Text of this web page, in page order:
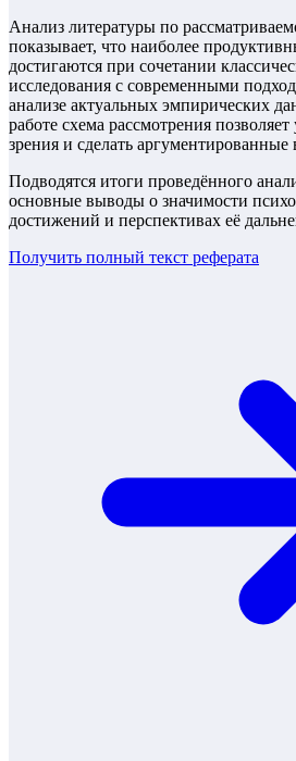
Анализ литературы по
показывает, что наиболее
достигаются при сочетании
исследования с современными
анализе актуальных эмпирических
работе схема рассмотрения
зрения и сделать
Подводятся итоги проведённого
основные выводы о значимости
достижений и перспективах её
Получить полный текст реферата